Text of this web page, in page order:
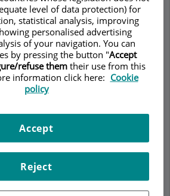
EquipContacteDades d'interès
Demanar Cita
de pell
de pellés el més freqüent i
level of data protection) for
statistical analysis, improving
personalised advertising
of your navigation. You can
by pressing the button "Accept
refuse themtheir use from this
information click here: Cookie
policy
Reject
Accept